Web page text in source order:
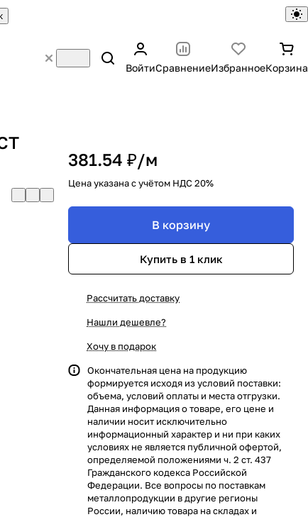
ВойтиСравнениеИзбранноеКорзина
381.54 ₽/м
Цена указана с учётом НДС 20%
В корзину
Купить в 1 клик
Рассчитать доставку
Нашли дешевле?
Хочу в подарок
Окончательная цена на продукцию
формируется исходя из условий поставки:
объема, условий оплаты и места отгрузки.
Данная информация о товаре, его цене и
наличии носит исключительно
информационный характер и ни при каких
условиях не является публичной офертой,
определяемой положениями ч. 2 ст. 437
Гражданского кодекса Российской
Федерации. Все вопросы по поставкам
металлопродукции в другие регионы
России, наличию товара на складах и